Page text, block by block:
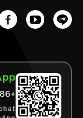
+86 139 2655 6521